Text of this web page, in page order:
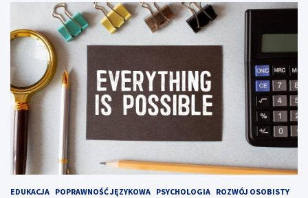
EDUKACJA POPRAWNOŚĆ JĘZYKOWA PSYCHOLOGIA ROZWÓJ OSOBISTY